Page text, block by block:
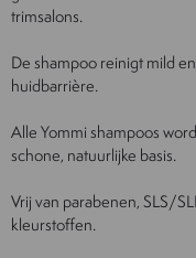
trimsalons.
De shampoo reinigt mild
huidbarrière.
Alle Yommi shampoos
schone, natuurlijke basis.
Vrij van parabenen, SLS/
kleurstoffen.